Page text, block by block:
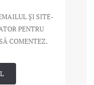
ȘI SITE-
PENTRU
COMENTEZ.